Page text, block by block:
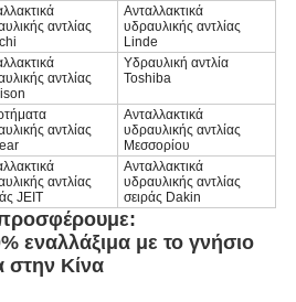
αντλίας
Ανταλλακτικά
υδραυλικής αντλίας
Linde
αντλίας
Υδραυλική αντλία
Toshiba
αντλίας
Ανταλλακτικά
υδραυλικής αντλίας
Μεσσορίου
αντλίας
JEIT
Ανταλλακτικά
υδραυλικής αντλίας
σειράς Dakin
εναλλάξιμα με το γνήσιο
στην Κίνα